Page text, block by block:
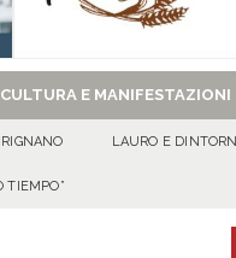
CULTURA E MANIFESTAZIONI
LAURO E DINTORNI
TIEMPO”